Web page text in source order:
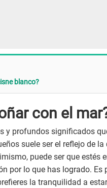
blanco?
con el
y profundos significados
suele ser el reflejo de
puede ser que estés
por lo que has logrado. Es
la tranquilidad a